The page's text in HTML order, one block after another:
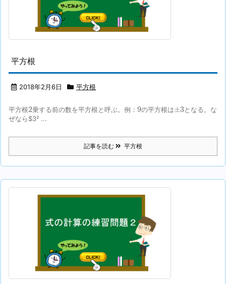
平方根
2018年2月6日 平方根
平方根2
2乗する前の数を平方根と呼ぶ。例： 9
9の平方根は±3
± 3となる。な
ぜなら$3² ...
記事を読む 平方根